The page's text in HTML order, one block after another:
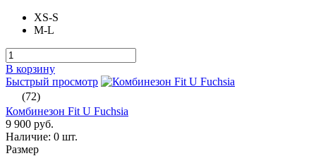
XS-S
M-L
В корзину
Быстрый просмотр
(72)
Комбинезон Fit U Fuchsia
9 900 руб.
Наличие: 0 шт.
Размер